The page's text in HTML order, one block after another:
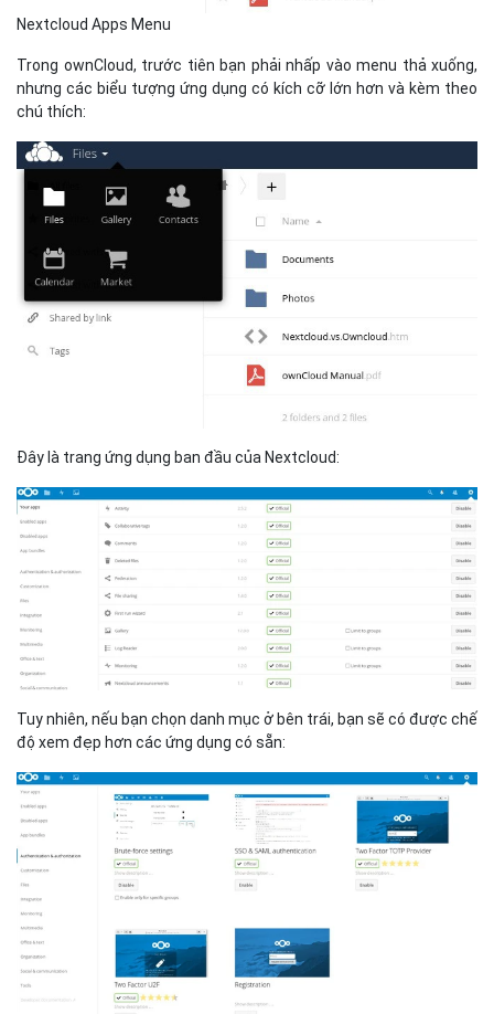
Nextcloud Apps Menu
Trong ownCloud, trước tiên bạn phải nhấp vào menu thả xuống,
nhưng các biểu tượng ứng dụng có kích cỡ lớn hơn và kèm theo
chú thích:
Đây là trang ứng dụng ban đầu của Nextcloud:
Tuy nhiên, nếu bạn chọn danh mục ở bên trái, bạn sẽ có được chế
độ xem đẹp hơn các ứng dụng có sẵn: